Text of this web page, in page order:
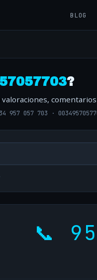
BLOG
?
valoraciones,
957 057 703 ·
📞